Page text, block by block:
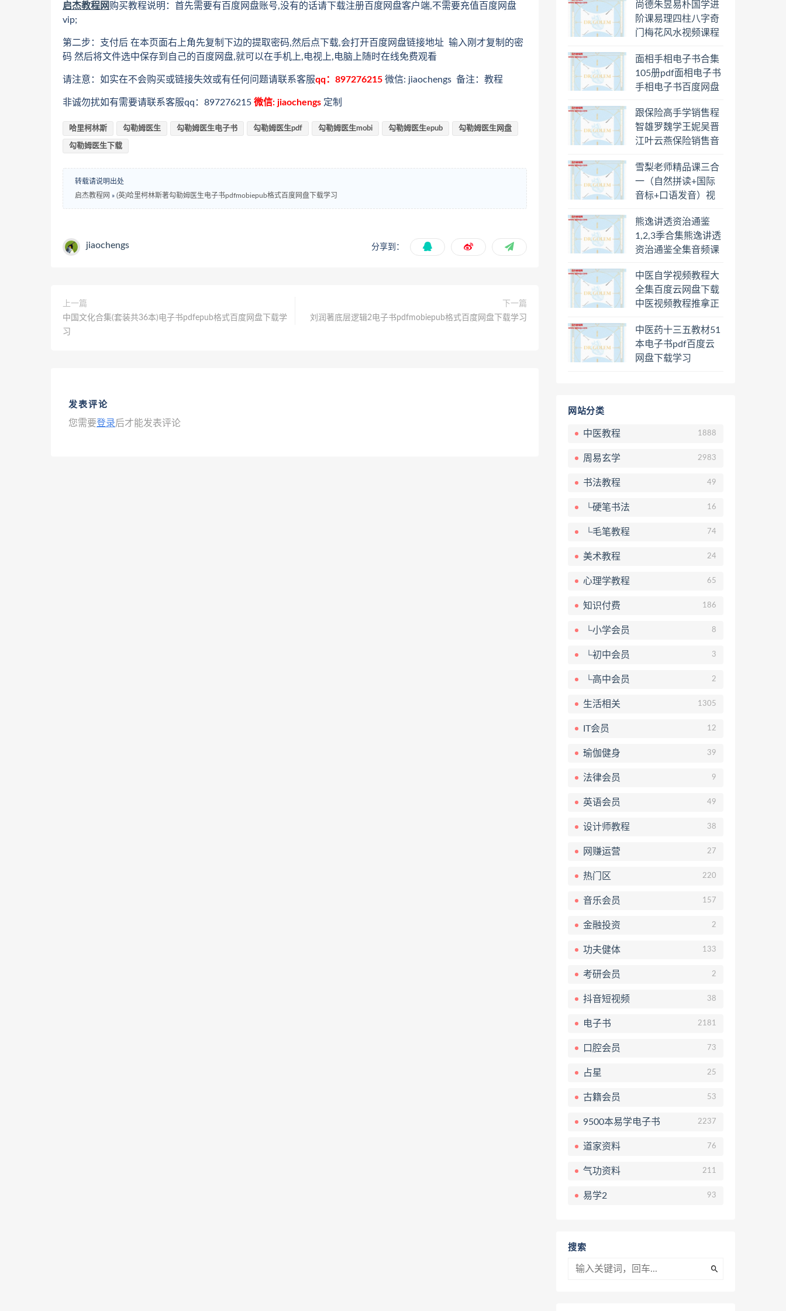
启杰教程网购买教程说明：首先需要有百度网盘账号,没有的话请下载注册百度网盘客户端,不需要充值百度网盘
vip;
第二步：支付后 在本页面右上角先复制下边的提取密码,然后点下载,会打开百度网盘链接地址 输入刚才复制的密
码 然后将文件选中保存到自己的百度网盘,就可以在手机上,电视上,电脑上随时在线免费观看
请注意：如实在不会购买或链接失效或有任何问题请联系客服qq：897276215 微信: jiaochengs 备注：教程
非诚勿扰如有需要请联系客服qq：897276215 微信: jiaochengs 定制
哈里柯林斯 勾勒姆医生 勾勒姆医生电子书 勾勒姆医生pdf 勾勒姆医生mobi 勾勒姆医生epub 勾勒姆医生网盘
勾勒姆医生下载
转载请说明出处
启杰教程网 » (英)哈里柯林斯著勾勒姆医生电子书pdfmobiepub格式百度网盘下载学习
jiaochengs 分享到：
上一篇
中国文化合集(套装共36本)电子书pdfepub格式百度网盘下载学
习
下一篇
刘润著底层逻辑2电子书pdfmobiepub格式百度网盘下载学习
发表评论
您需要登录后才能发表评论
尚德朱昱易朴国学进
阶课易理四柱八字奇
门梅花风水视频课程
学习
面相手相电子书合集
105册pdf面相电子书
手相电子书百度网盘
跟保险高手学销售程
智雄罗魏学王妮吴晋
江叶云燕保险销售音
盘下载学习
雪梨老师精品课三合
一（自然拼读+国际
音标+口语发音）视
载学习
熊逸讲透资治通鉴
1,2,3季合集熊逸讲透
资治通鉴全集音频课
一二三辑合集百度云
网盘下载学习
中医自学视频教程大
全集百度云网盘下载
中医视频教程推拿正
经络脉诊面诊舌诊手
诊私密终身会员百度
网盘共享群
中医药十三五教材51
本电子书pdf百度云
网盘下载学习
网站分类
中医教程 1888
周易玄学 2983
书法教程 49
└硬笔书法 16
└毛笔教程 74
美术教程 24
心理学教程 65
知识付费 186
└小学会员 8
└初中会员 3
└高中会员 2
生活相关 1305
IT会员 12
瑜伽健身 39
法律会员 9
英语会员 49
设计师教程 38
网赚运营 27
热门区 220
音乐会员 157
金融投资 2
功夫健体 133
考研会员 2
抖音短视频 38
电子书 2181
口腔会员 73
占星 25
古籍会员 53
9500本易学电子书 2237
道家资料 76
气功资料 211
易学2 93
搜索